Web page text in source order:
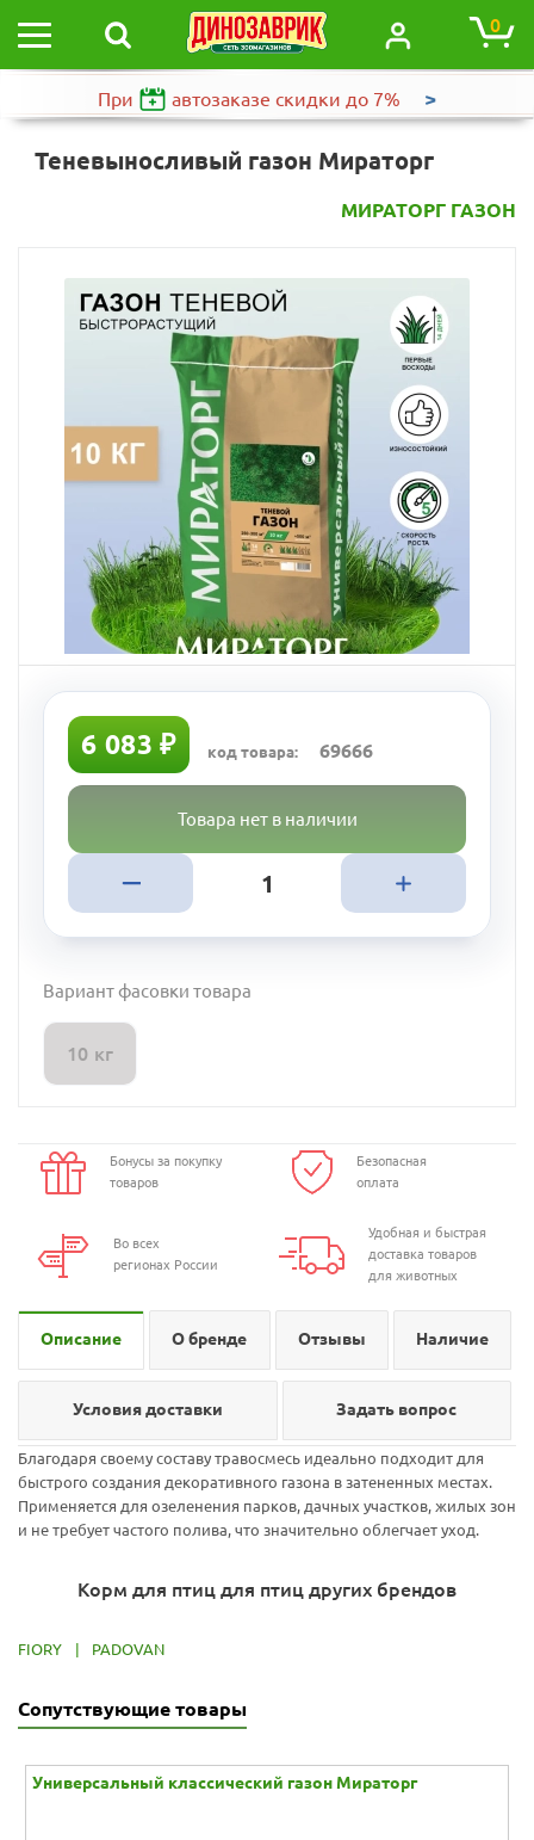
0
При автозаказе скидки до 7% >
Теневыносливый газон Мираторг
МИРАТОРГ ГАЗОН
6 083 ₽ код товара: 69666
Товара нет в наличии
Вариант фасовки товара
10 кг
Бонусы за покупку
товаров
Безопасная
оплата
Во всех
регионах России
Удобная и быстрая
доставка товаров
для животных
Описание О бренде Отзывы Наличие
Условия доставки Задать вопрос
Благодаря своему составу травосмесь идеально подходит для
быстрого создания декоративного газона в затененных местах.
Применяется для озеленения парков, дачных участков, жилых зон
и не требует частого полива, что значительно облегчает уход.
Корм для птиц для птиц других брендов
FIORY PADOVAN
Сопутствующие товары
Универсальный классический газон Мираторг